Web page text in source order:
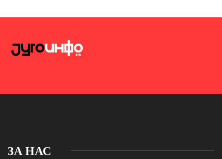
ЗА НАС